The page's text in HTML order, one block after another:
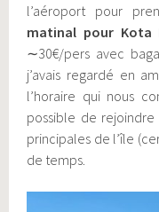
l’aéroport pour
matinal pour Kota
∼30€/pers avec
j’avais regardé en
l’horaire qui nous
possible de
principales de l’île
de temps.